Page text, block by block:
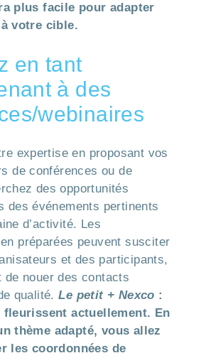
plus facile pour adapter
votre cible.
en tant
à des
webinaires
expertise en proposant vos
de conférences ou de
des opportunités
des événements pertinents
d’activité. Les
préparées peuvent susciter
et des participants,
de nouer des contacts
qualité.Le petit + Nexco :
fleurissent actuellement. En
thème adapté, vous allez
les coordonnées de